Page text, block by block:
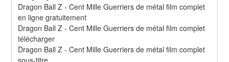
Dragon Ball Z - Cent Mille Guerriers de métal film complet
en ligne gratuitement
Dragon Ball Z - Cent Mille Guerriers de métal film complet
télécharger
Dragon Ball Z - Cent Mille Guerriers de métal film complet
sous-titre